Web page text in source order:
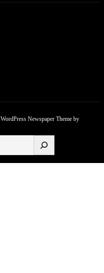
WordPress Newspaper Themeby